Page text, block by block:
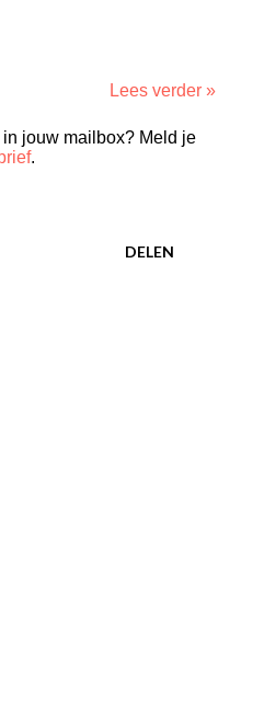
Lees verder »
jouw mailbox? Meld je
.
DELEN